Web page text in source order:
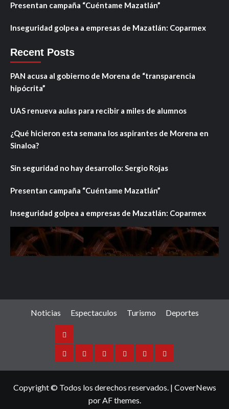
Presentan campaña “Cuéntame Mazatlán”
Inseguridad golpea a empresas de Mazatlán: Coparmex
Recent Posts
PAN acusa al gobierno de Morena de “transparencia
hipócrita”
UAS renueva aulas para recibir a miles de alumnos
¿Qué hicieron esta semana los aspirantes de Morena en
Sinaloa?
Sin seguridad no hay desarrollo: Sergio Rojas
Presentan campaña “Cuéntame Mazatlán”
Inseguridad golpea a empresas de Mazatlán: Coparmex
Noticias Espectaculos Turismo Deportes
Noticias
SinaloaNacionalInternacionalEspectaculos
TurismoDeportes
Copyright © Todos los derechos reservados. | CoverNews
por AF themes.